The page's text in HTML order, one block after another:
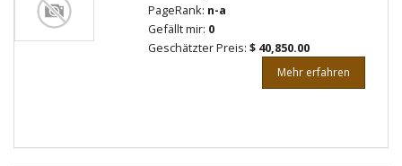
PageRank: n-a
Gefällt mir: 0
Geschätzter Preis: $ 40,850.00
Mehr erfahren